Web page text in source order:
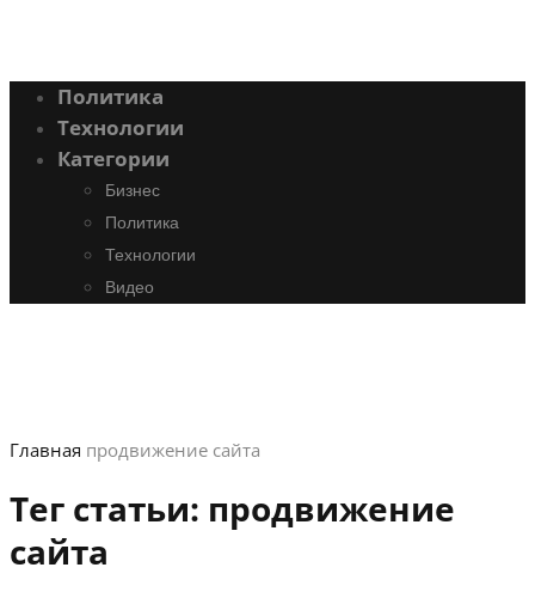
Политика
Технологии
Категории
Бизнес
Политика
Технологии
Видео
Главная продвижение сайта
Тег статьи: продвижение
сайта